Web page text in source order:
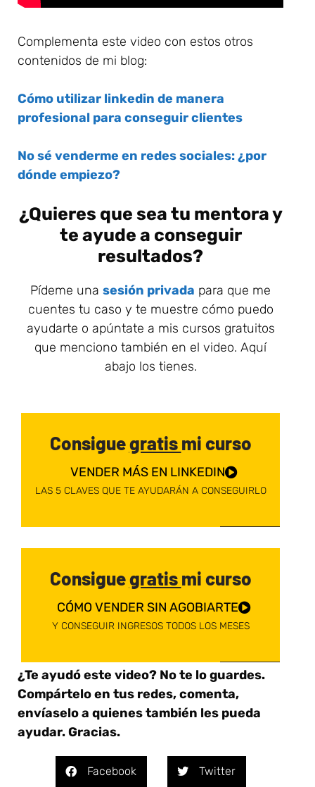
Complementa este video con estos otros
contenidos de mi blog:
Cómo utilizar linkedin de manera
profesional para conseguir clientes
No sé venderme en redes sociales: ¿por
dónde empiezo?
¿Quieres que sea tu mentora y
te ayude a conseguir
resultados?
Pídeme una sesión privada para que me
cuentes tu caso y te muestre cómo puedo
ayudarte o apúntate a mis cursos gratuitos
que menciono también en el video. Aquí
abajo los tienes.
Consiguegratismi curso
VENDER MÁS EN LINKEDIN
LAS 5 CLAVES QUE TE AYUDARÁN A CONSEGUIRLO
Consiguegratismi curso
CÓMO VENDER SIN AGOBIARTE
Y CONSEGUIR INGRESOS TODOS LOS MESES
¿Te ayudó este video? No te lo guardes.
Compártelo en tus redes, comenta,
envíaselo a quienes también les pueda
ayudar. Gracias.
Facebook Twitter